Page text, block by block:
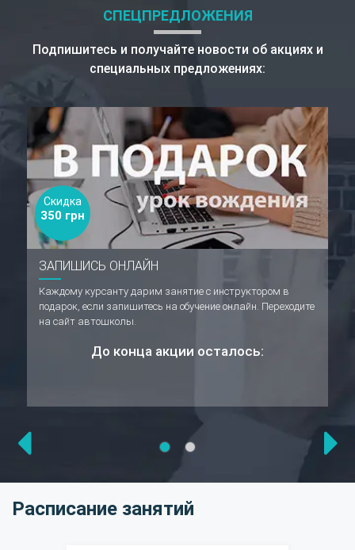
СПЕЦПРЕДЛОЖЕНИЯ
Подпишитесь и получайте новости об акциях и
специальных предложениях:
Скидка
350 грн
ЗАПИШИСЬ ОНЛАЙН
Каждому курсанту дарим занятие с инструктором в
подарок, если запишитесь на обучение онлайн. Переходите
на сайт автошколы.
До конца акции осталось:
Расписание занятий